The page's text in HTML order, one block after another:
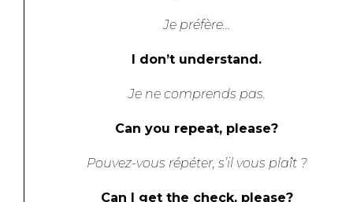
Je préfère…
I don’t understand.
Je ne comprends pas.
Can you repeat, please?
Pouvez-vous répéter, s’il vous plaît ?
Can I get the check, please?